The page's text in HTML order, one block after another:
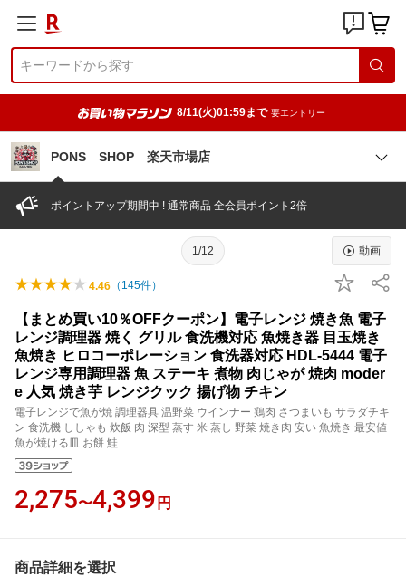
8/11(火)01:59まで 要エントリー
PONS SHOP 楽天市場店
ポイントアップ期間中 ! 通常商品 全会員ポイント2倍
1/12 動画
4.46 （ 145件）
【まとめ買い10％OFFクーポン】電子レンジ 焼き魚 電子
レンジ調理器 焼く グリル 食洗機対応 魚焼き器 目玉焼き
魚焼き ヒロコーポレーション 食洗器対応 HDL-5444 電子
レンジ専用調理器 魚 ステーキ 煮物 肉じゃが 焼肉 moder
e 人気 焼き芋 レンジクック 揚げ物 チキン
電子レンジで魚が焼 調理器具 温野菜 ウインナー 鶏肉 さつまいも サラダチキ
ン 食洗機 ししゃも 炊飯 肉 深型 蒸す 米 蒸し 野菜 焼き肉 安い 魚焼き 最安値
魚が焼ける皿 お餅 鮭
2,275〜4,399 円
商品詳細を選択